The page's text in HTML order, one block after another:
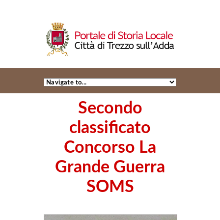
Secondo
classificato
Concorso La
Grande Guerra
SOMS